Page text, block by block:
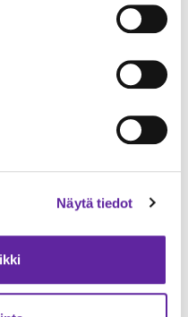
Näytä tiedot